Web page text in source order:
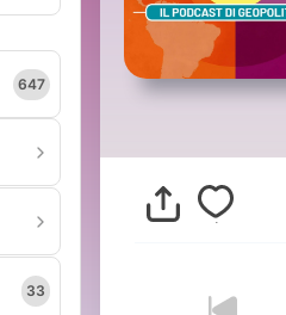
647
33